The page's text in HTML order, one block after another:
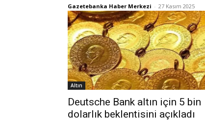
Gazetebanka Haber Merkezi - 27 Kasım 2025
Altın
Deutsche Bank altın için 5 bin
dolarlık beklentisini açıkladı